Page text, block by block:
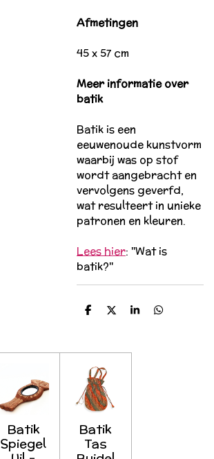
Afmetingen
45 x 57 cm
Meer informatie over
batik
Batik is een
eeuwenoude kunstvorm
waarbij was op stof
wordt aangebracht en
vervolgens geverfd,
wat resulteert in unieke
patronen en kleuren.
Lees hier: ''Wat is
batik?''
D
n
D S D
Batik
Spiegel
Batik
Tas